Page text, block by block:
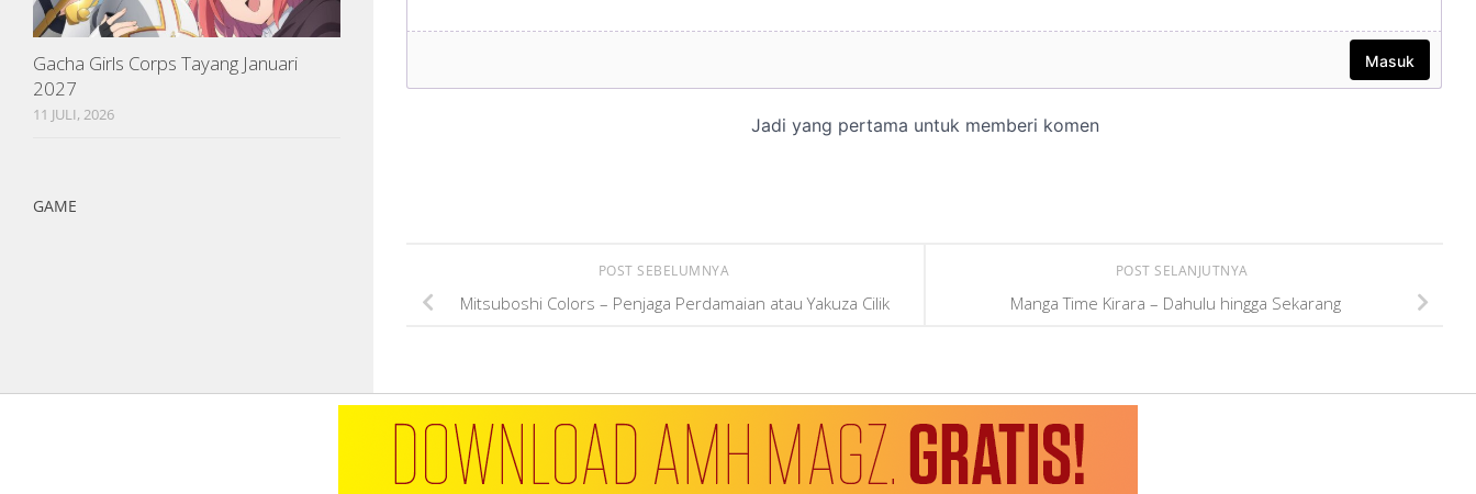
POST SELANJUTNYA
Manga Time Kirara – Dahulu hingga Sekarang
POST SEBELUMNYA
Mitsuboshi Colors – Penjaga Perdamaian atau Yakuza Cilik
Gacha Girls Corps Tayang Januari
2027
11 JULI, 2026
GAME